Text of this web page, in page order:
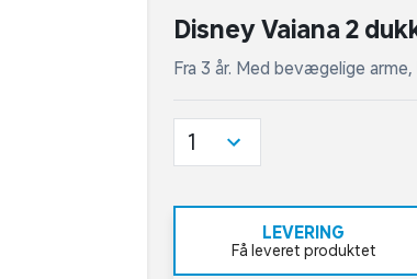
Disney Vaiana 2
Fra 3 år. Med bevægelige
1
LEVERING
Få leveret produktet